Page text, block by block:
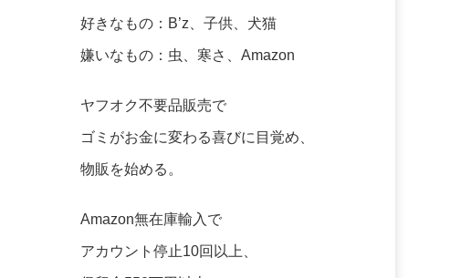
好きなもの：B’z、子供、犬猫
嫌いなもの：虫、寒さ、Amazon
ヤフオク不要品販売で
ゴミがお金に変わる喜びに目覚め、
物販を始める。
Amazon無在庫輸入で
アカウント停止10回以上、